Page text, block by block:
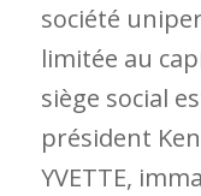
société
limitée au
siège social
président
YVETTE,